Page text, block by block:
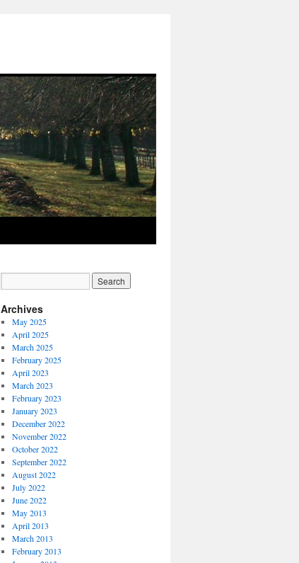
Archives
May 2025
April 2025
March 2025
February 2025
April 2023
March 2023
February 2023
January 2023
December 2022
November 2022
October 2022
September 2022
August 2022
July 2022
June 2022
May 2013
April 2013
March 2013
February 2013